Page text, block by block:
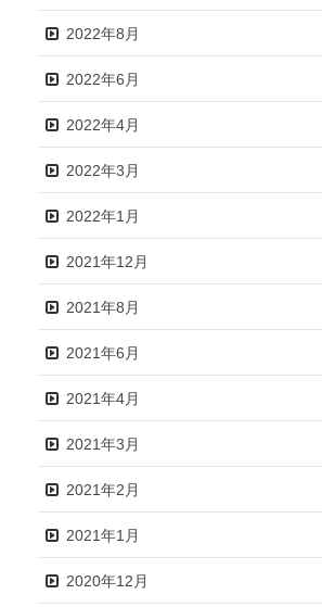
2022年8月
2022年6月
2022年4月
2022年3月
2022年1月
2021年12月
2021年8月
2021年6月
2021年4月
2021年3月
2021年2月
2021年1月
2020年12月